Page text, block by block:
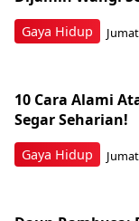
Gaya Hidup
Gaya Hidup
10 Cara Alami
Segar Seharian!